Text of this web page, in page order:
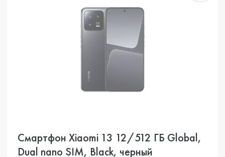
Смартфон Xiaomi 13 12/512 ГБ Global,
Dual nano SIM, Black, черный